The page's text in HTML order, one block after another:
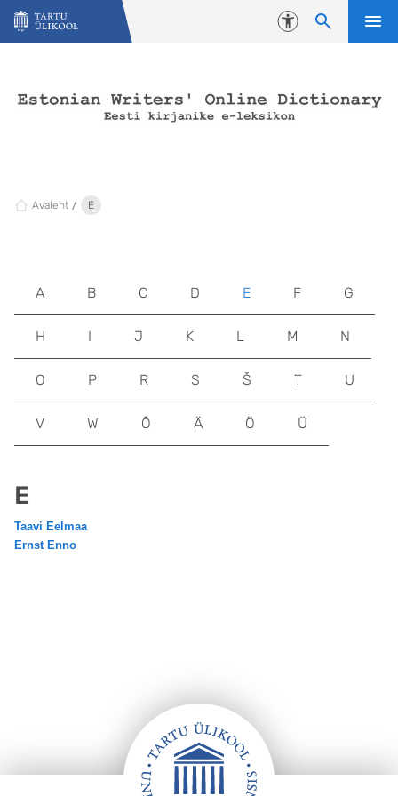
Liigu edasi põhisisu juurde
Juurdepääsetavus
Avaleht E
E
Taavi Eelmaa
Ernst Enno
A B C D E F G
H I J K L M N
O P R S Š T U
V W Õ Ä Ö Ü